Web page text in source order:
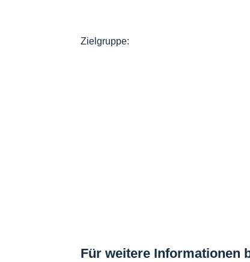
Zielgruppe:
Für weitere Informationen